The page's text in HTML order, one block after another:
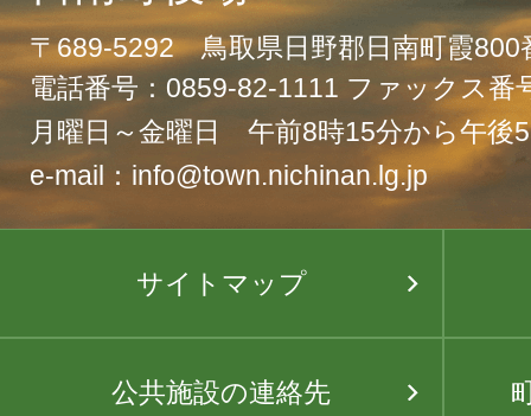
〒689-5292 鳥取県日野郡日南町霞800
電話番号：0859-82-1111 ファックス番
月曜日～金曜日 午前8時15分から午後
e-mail：info@town.nichinan.lg.jp
サイトマップ
公共施設の連絡先